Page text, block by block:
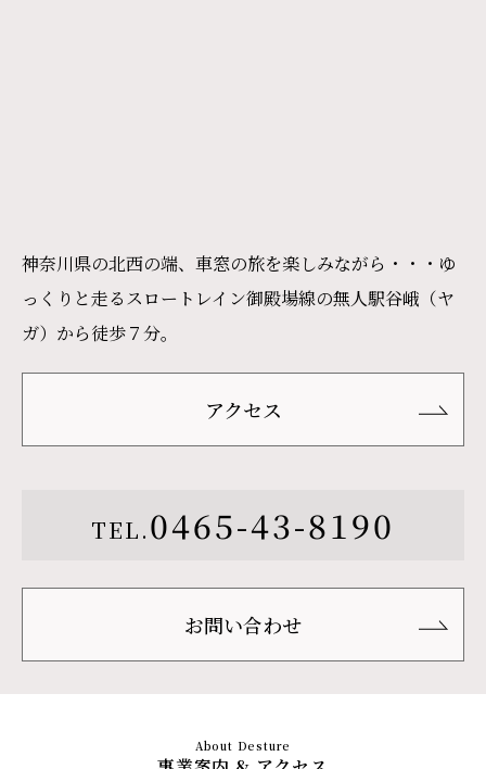
神奈川県の北西の端、車窓の旅を楽しみながら・・・ゆ
っくりと走るスロートレイン御殿場線の無人駅谷峨（ヤ
ガ）から徒歩７分。
アクセス
TEL.0465-43-8190
お問い合わせ